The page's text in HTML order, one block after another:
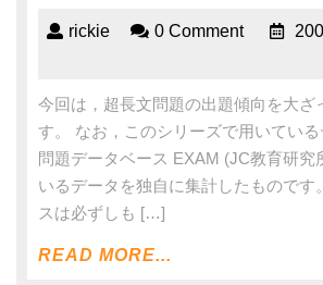
rickie 0 Comment
今回は，超長文問題の出題傾向を大ざ
す。 なお，このシリーズで用いてい
問題データベース EXAM (JC教育研究
いるデータを独自に集計したものです
スは必ずしも […]
READ MORE...